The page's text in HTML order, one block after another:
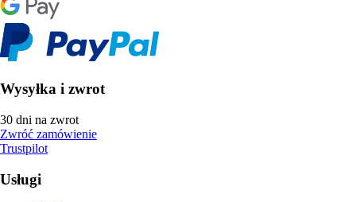
Wysyłka i zwrot
30 dni na zwrot
Zwróć zamówienie
Trustpilot
Usługi